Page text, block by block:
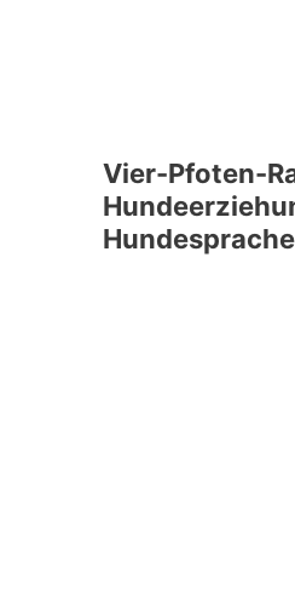
Vier-Pfoten-
Hundesprache